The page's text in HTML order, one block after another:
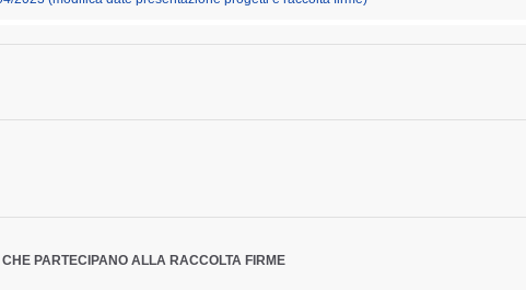
PARTECIPANO ALLA RACCOLTA FIRME